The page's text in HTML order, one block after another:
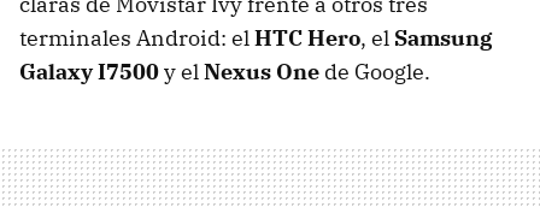
terminales Android: el HTCHero, el Samsung
Galaxy I7500y el Nexus One de Google.